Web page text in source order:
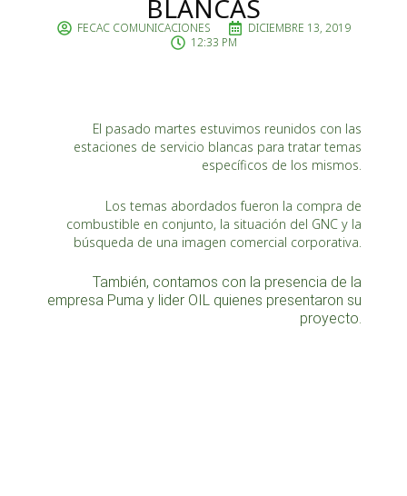
BLANCAS
FECAC COMUNICACIONES
DICIEMBRE 13, 2019
12:33 PM
El pasado martes estuvimos reunidos con las
estaciones de servicio blancas para tratar temas
específicos de los mismos.
Los temas abordados fueron la compra de
combustible en conjunto, la situación del GNC y la
búsqueda de una imagen comercial corporativa.
También, contamos con la presencia de la
empresa Puma y lider OIL quienes presentaron su
proyecto.